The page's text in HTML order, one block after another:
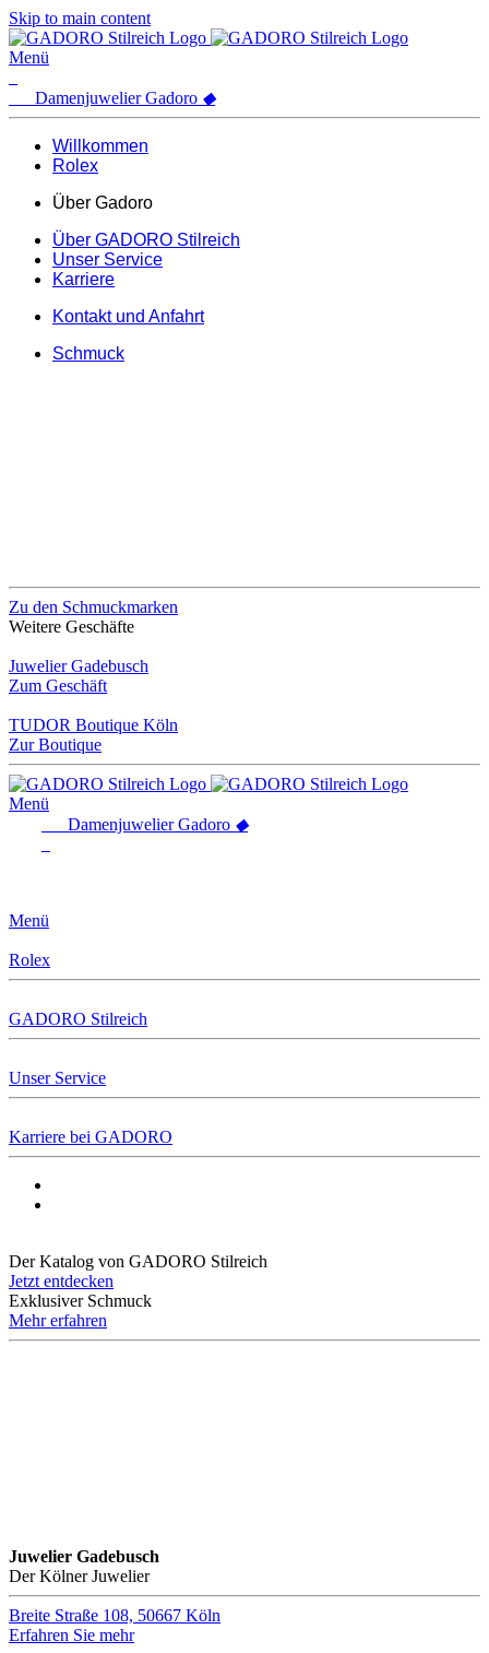
Skip to main content
Menü
Damenjuwelier Gadoro ◆
Willkommen
Rolex
Über Gadoro
Über GADORO Stilreich
Unser Service
Karriere
Kontakt und Anfahrt
Schmuck
Zu den Schmuckmarken
Weitere Geschäfte
Juwelier Gadebusch
Zum Geschäft
TUDOR Boutique Köln
Zur Boutique
Menü
Damenjuwelier Gadoro ◆
Menü
Rolex
GADORO Stilreich
Unser Service
Karriere bei GADORO
Der Katalog von GADORO Stilreich
Jetzt entdecken
Exklusiver Schmuck
Mehr erfahren
Juwelier Gadebusch
Der Kölner Juwelier
Breite Straße 108, 50667 Köln
Erfahren Sie mehr